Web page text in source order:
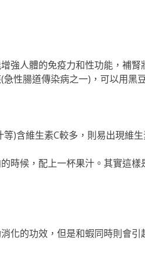
強人體的免疫力和性功能，補
性腸道傳染病之一)，可以用黑
)含維生素C較多，則易出現維
時候，配上一杯果汁。其實這
化的功效，但是和蝦同時則會